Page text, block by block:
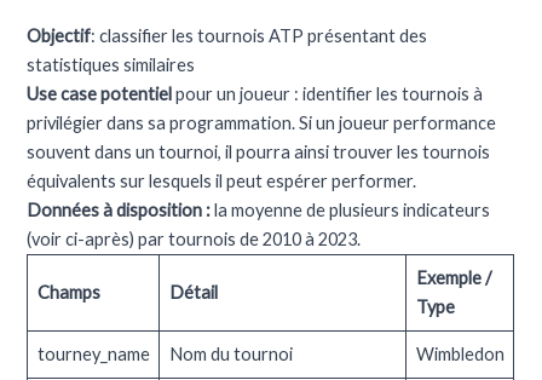
Objectif: classifier les tournois ATP présentant des
statistiques similaires
Use case potentielpour un joueur : identifier les tournois à
privilégier dans sa programmation. Si un joueur performance
souvent dans un tournoi, il pourra ainsi trouver les tournois
équivalents sur lesquels il peut espérer performer.
Données à disposition :la moyenne de plusieurs indicateurs
(voir ci-après) par tournois de 2010 à 2023.
Champs Détail
Exemple /
Type
tourney_name Nom du tournoi Wimbledon